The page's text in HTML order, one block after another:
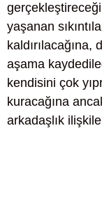
yaşanan
aşama
kendisini çok
kuracağına
arkadaşlık